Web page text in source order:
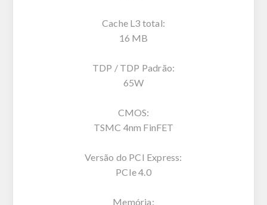
Cache L3 total:
16 MB
TDP / TDP Padrão:
65W
CMOS:
TSMC 4nm FinFET
Versão do PCI Express:
PCIe 4.0
Memória: